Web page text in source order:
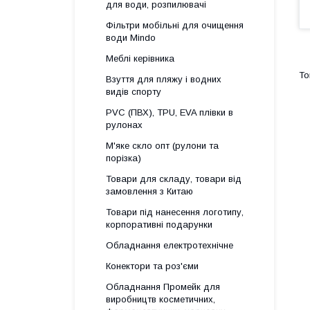
для води, розпилювачі
Фільтри мобільні для очищення
води Mindo
Меблі керівника
Взуття для пляжу і водних
видів спорту
PVC (ПВХ), TPU, EVA плівки в
рулонах
М'яке скло опт (рулони та
порізка)
Товари для складу, товари від
замовлення з Китаю
Товари під нанесення логотипу,
корпоративні подарунки
Обладнання електротехнічне
Конектори та роз'єми
Обладнання Промейк для
виробництв косметичних,